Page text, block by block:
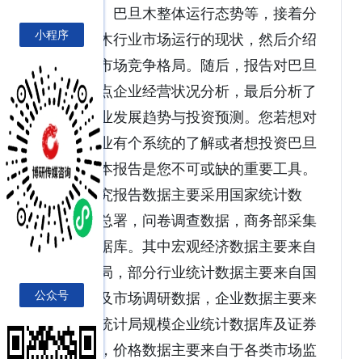
发展环境、巴旦木整体运行态势等，接着分
析了巴旦木行业市场运行的现状，然后介绍
了巴旦木市场竞争格局。随后，报告对巴旦
木做了重点企业经营状况分析，最后分析了
巴旦木行业发展趋势与投资预测。您若想对
巴旦木产业有个系统的了解或者想投资巴旦
木行业，本报告是您不可或缺的重要工具。
本研究报告数据主要采用国家统计数
据，海关总署，问卷调查数据，商务部采集
数据等数据库。其中宏观经济数据主要来自
国家统计局，部分行业统计数据主要来自国
家统计局及市场调研数据，企业数据主要来
自于国家统计局规模企业统计数据库及证券
交易所等，价格数据主要来自于各类市场监
小程序
公众号